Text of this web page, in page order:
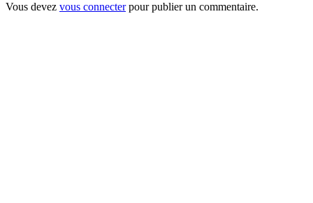
Vous devez vous connecterpour publier un commentaire.